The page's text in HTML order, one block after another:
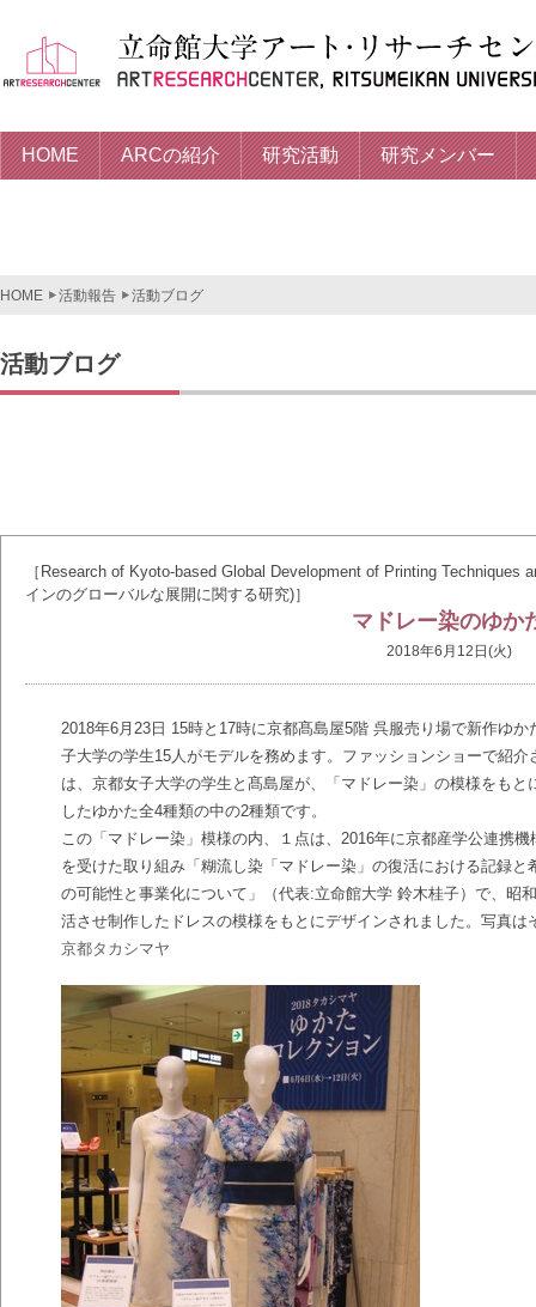
HOME ARCの紹介 研究活動 研究メンバー
HOME 活動報告 活動ブログ
活動ブログ
［Research of Kyoto-based Global Development of Printing Techniques
インのグローバルな展開に関する研究)］
マドレー染のゆか
2018年6月12日(火)
2018年6月23日 15時と17時に京都髙島屋5階 呉服売り場で新作ゆ
子大学の学生15人がモデルを務めます。ファッションショーで紹
は、京都女子大学の学生と髙島屋が、「マドレー染」の模様をも
したゆかた全4種類の中の2種類です。
この「マドレー染」模様の内、１点は、2016年に京都産学公連携
を受けた取り組み「糊流し染「マドレー染」の復活における記録
の可能性と事業化について」（代表:立命館大学 鈴木桂子）で、昭
活させ制作したドレスの模様をもとにデザインされました。写真は
京都タカシマヤ